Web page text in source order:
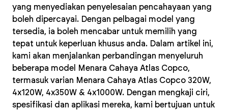
yang menyediakan penyelesaian pencahayaan yang
boleh dipercayai. Dengan pelbagai model yang
tersedia, ia boleh mencabar untuk memilih yang
tepat untuk keperluan khusus anda. Dalam artikel ini,
kami akan menjalankan perbandingan menyeluruh
beberapa model Menara Cahaya Atlas Copco,
termasuk varian Menara Cahaya Atlas Copco 320W,
4x120W, 4x350W & 4x1000W. Dengan mengkaji ciri,
spesifikasi dan aplikasi mereka, kami bertujuan untuk